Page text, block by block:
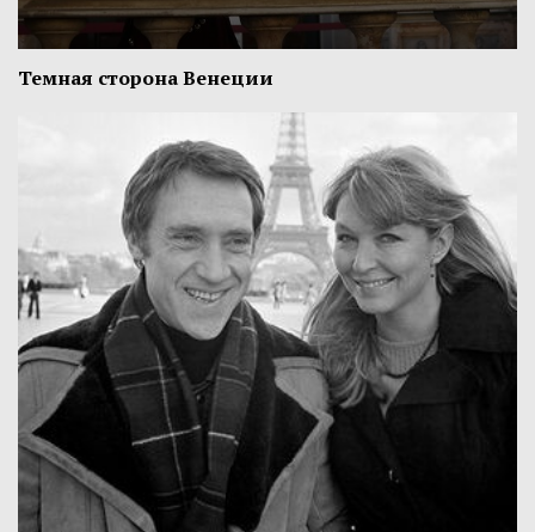
Темная сторона Венеции